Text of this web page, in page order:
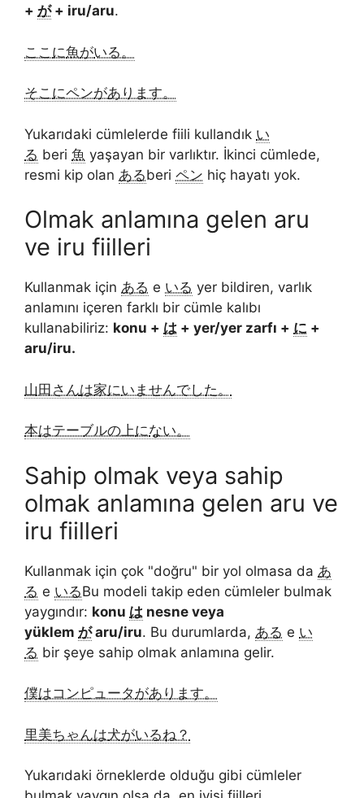
+ が+ iru/aru.
ここ に魚がいる。
そこ にペンがあります。
Yukarıdaki cümlelerde fiili kullandık い
る beri 魚 yaşayan bir varlıktır. İkinci cümlede,
resmi kip olan あるberi ペン hiç hayatı yok.
Olmak anlamına gelen aru
ve iru fiilleri
Kullanmak için ある e いる yer bildiren, varlık
anlamını içeren farklı bir cümle kalıbı
kullanabiliriz: konu + は + yer/yer zarfı + に +
aru/iru.
山田さんは家にいませんでした。
本はテーブルの上にない。
Sahip olmak veya sahip
olmak anlamına gelen aru ve
iru fiilleri
Kullanmak için çok "doğru" bir yol olmasa da あ
る e いるBu modeli takip eden cümleler bulmak
yaygındır: konu は nesne veya
yüklem がaru/iru. Bu durumlarda, ある e い
る bir şeye sahip olmak anlamına gelir.
僕はコンピュータ があります。
里美ちゃんは犬がいるね？
Yukarıdaki örneklerde olduğu gibi cümleler